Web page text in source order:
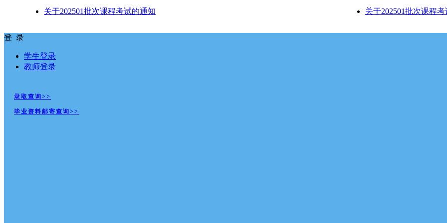
关于202501批次课程考试的通知 关于202501批次课程
登 录
学生登录
教师登录
录取查询>>
毕业资料邮寄查询>>